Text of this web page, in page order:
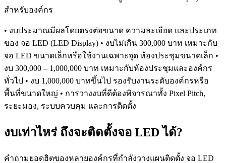
สำหรับองค์กร
• งบประมาณมีผลโดยตรงต่อขนาด ความละเอียด และประเภท
ของ จอ LED (LED Display) • งบไม่เกิน 300,000 บาท เหมาะกับ
จอ LED ขนาดเล็กหรือใช้งานเฉพาะจุด ห้องประชุมขนาดเล็ก •
งบ 300,000 – 1,000,000 บาท เหมาะกับห้องประชุมและองค์กร
ทั่วไป • งบ 1,000,000 บาทขึ้นไป รองรับงานระดับองค์กรหรือ
พื้นที่ขนาดใหญ่ • การวางงบที่ดีต้องพิจารณาทั้ง Pixel Pitch,
ระยะมอง, ระบบควบคุม และการติดตั้ง
งบเท่าไหร่ ถึงจะติดตั้งจอ LED ได้?
คำถามยอดฮิตของหลายองค์กรที่กำลังวางแผนติดตั้ง จอ LED